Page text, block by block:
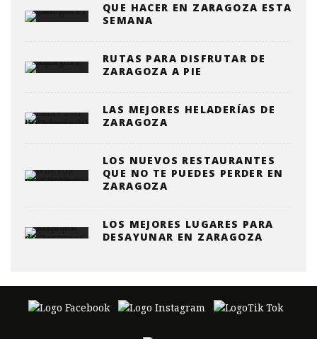
QUE HACER EN ZARAGOZA ESTA
SEMANA
RUTAS PARA DISFRUTAR DE
ZARAGOZA A PIE
LAS MEJORES HELADERÍAS DE
ZARAGOZA
LOS NUEVOS RESTAURANTES
QUE NO TE PUEDES PERDER EN
ZARAGOZA
LOS MEJORES LUGARES PARA
DESAYUNAR EN ZARAGOZA